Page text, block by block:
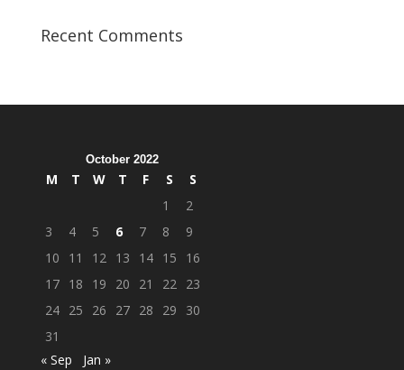
Recent Comments
October 2022
M T W T F S
S
1
2
3
4 5 6 7 8
9
10
11 12 13 14 15
16
17 18 19 20 21 22 23
24 25 26 27 28 29
30
31
« Sep
Jan »